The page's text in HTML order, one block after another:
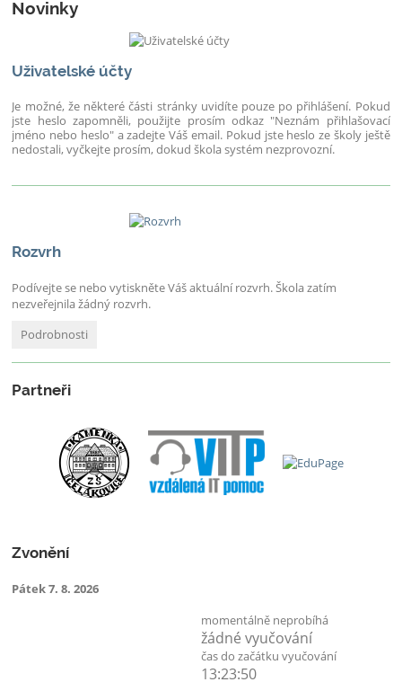
Novinky
Uživatelské účty
Je možné, že některé části stránky uvidíte pouze po přihlášení. Pokud
jste heslo zapomněli, použijte prosím odkaz "Neznám přihlašovací
jméno nebo heslo" a zadejte Váš email. Pokud jste heslo ze školy ještě
nedostali, vyčkejte prosím, dokud škola systém nezprovozní.
Rozvrh
Podívejte se nebo vytiskněte Váš aktuální rozvrh. Škola zatím
nezveřejnila žádný rozvrh.
Rozvrh:
Podrobnosti
Partneři
Zvonění
Pátek 7. 8. 2026
momentálně neprobíhá
žádné vyučování
čas do začátku vyučování
13:23:49